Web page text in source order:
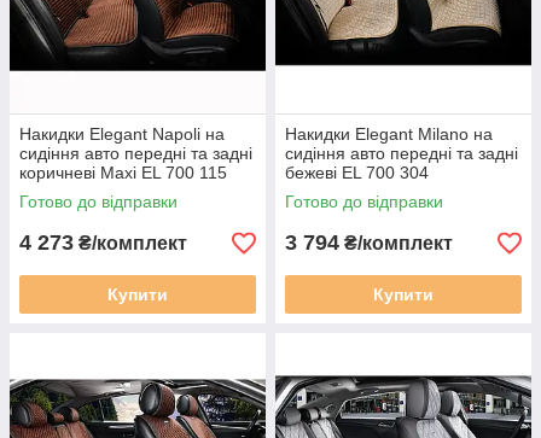
Накидки Elegant Napoli на
сидіння авто передні та задні
коричневі Maxi EL 700 115
Готово до відправки
4 273 ₴/комплект
Купити
Накидки Elegant Milano на
сидіння авто передні та задні
бежеві EL 700 304
Готово до відправки
3 794 ₴/комплект
Купити